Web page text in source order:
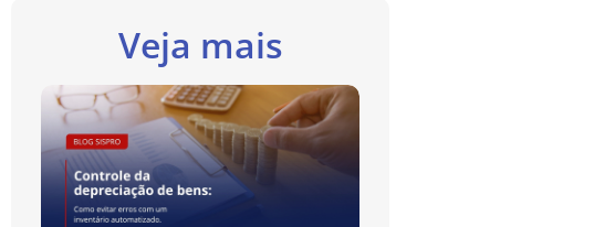
Veja mais